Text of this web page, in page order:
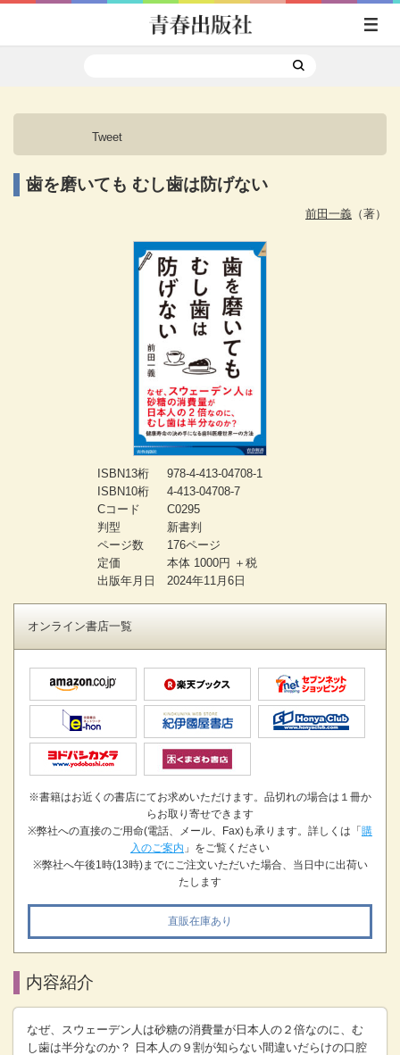
Tweet
歯を磨いても むし歯は防げない
前田一義 （著）
ISBN13桁
978-4-413-04708-1
ISBN10桁
4-413-04708-7
Cコード
C0295
判型
新書判
ページ数
176ページ
定価
本体 1000円 ＋税
出版年月日
2024年11月6日
オンライン書店一覧
※書籍はお近くの書店にてお求めいただけます。品切れの場合は１冊か
らお取り寄せできます
※弊社への直接のご用命(電話、メール、Fax)も承ります。詳しくは「購
入のご案内 」をご覧ください
※弊社へ午後1時(13時)までにご注文いただいた場合、当日中に出荷い
たします
直販在庫あり
内容紹介
なぜ、スウェーデン人は砂糖の消費量が日本人の２倍なのに、む
し歯は半分なのか？ 日本人の９割が知らない間違いだらけの口腔